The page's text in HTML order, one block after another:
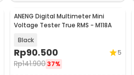
ANENG Digital Multimeter Mini
Voltage Tester True RMS - M118A
Black
Rp90.500
Rp141.90037%
5